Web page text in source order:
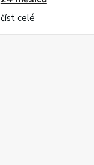
číst celé